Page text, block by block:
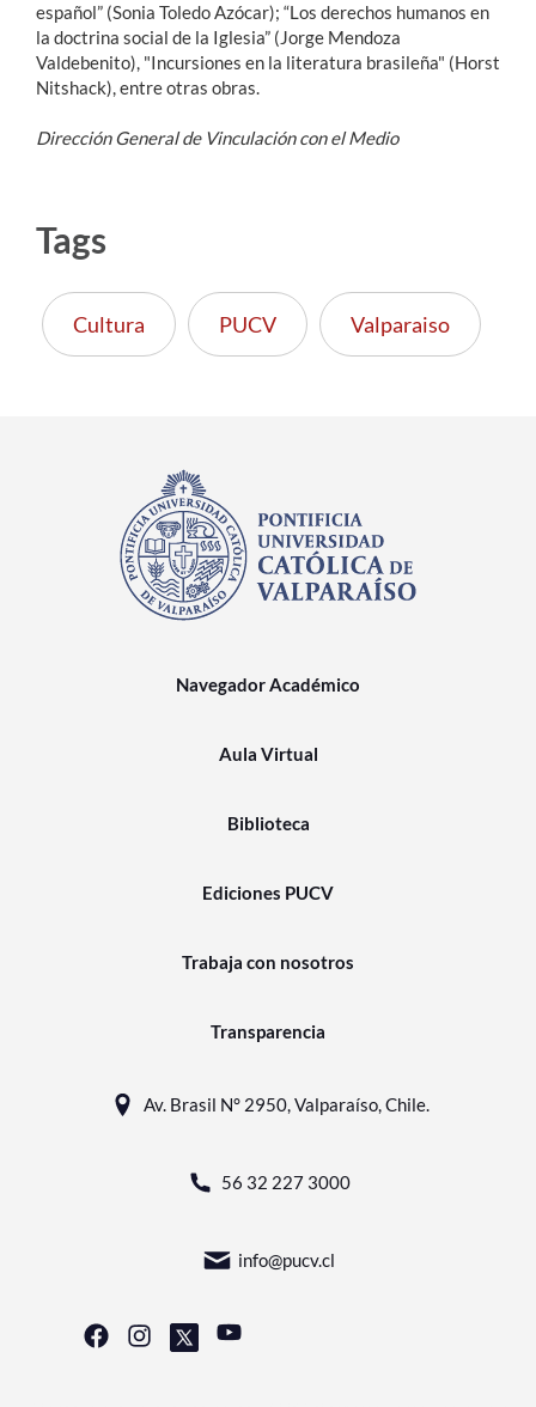
español” (Sonia Toledo Azócar); “Los derechos humanos en
la doctrina social de la Iglesia” (Jorge Mendoza
Valdebenito), "Incursiones en la literatura brasileña" (Horst
Nitshack), entre otras obras.
Dirección General de Vinculación con el Medio
Tags
Cultura PUCV Valparaiso
Navegador Académico
Aula Virtual
Biblioteca
Ediciones PUCV
Trabaja con nosotros
Transparencia
Av. Brasil N° 2950, Valparaíso, Chile.
56 32 227 3000
info@pucv.cl